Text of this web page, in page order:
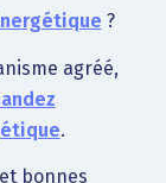
?
agréé,
.
bonnes